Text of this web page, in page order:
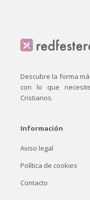
Descubre la forma
con lo que
Cristianos.
Información
Aviso legal
Política de cookies
Contacto